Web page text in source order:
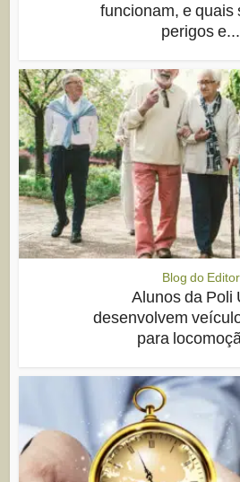
funcionam, e quais
perigos e...
Blog do Editor
Alunos da Poli
desenvolvem
para